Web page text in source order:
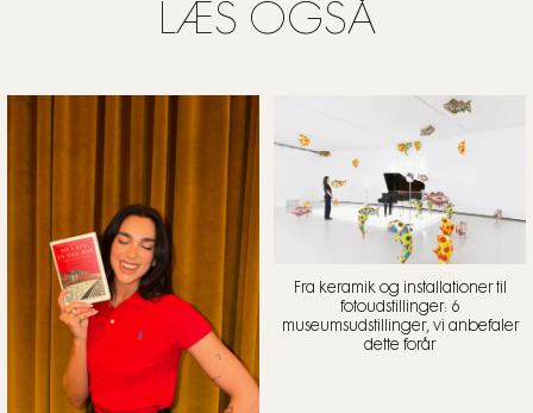
LÆS OGSÅ
Fra keramik og installationer til
fotoudstillinger: 6
museumsudstillinger, vi anbefaler
dette forår